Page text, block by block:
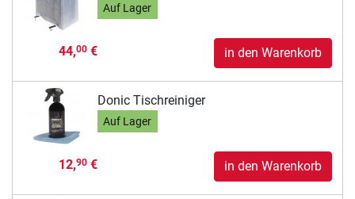
Auf Lager
44,00€ in den Warenkorb
Donic Tischreiniger
Auf Lager
12,90€ in den Warenkorb